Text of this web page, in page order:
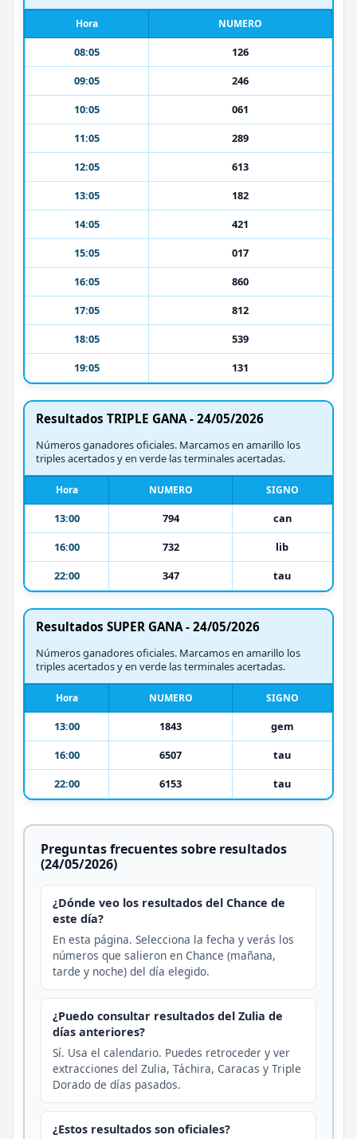
Hora NUMERO
08:05
126
09:05
246
10:05
061
11:05
289
12:05
613
13:05
182
14:05
421
15:05
017
16:05
860
17:05
812
18:05
539
19:05
131
Resultados TRIPLE GANA - 24/05/2026
Números ganadores oficiales. Marcamos en amarillo los
triples acertados y en verde las terminales acertadas.
Hora NUMERO SIGNO
13:00 794
can
16:00
732
lib
22:00
347 tau
Resultados SUPER GANA - 24/05/2026
Números ganadores oficiales. Marcamos en amarillo los
triples acertados y en verde las terminales acertadas.
Hora NUMERO SIGNO
13:00 1843
gem
16:00
6507
tau
22:00
6153 tau
Preguntas frecuentes sobre resultados
(24/05/2026)
¿Dónde veo los resultados del Chance de
este día?
En esta página. Selecciona la fecha y verás los
números que salieron en Chance (mañana,
tarde y noche) del día elegido.
¿Puedo consultar resultados del Zulia de
días anteriores?
Sí. Usa el calendario. Puedes retroceder y ver
extracciones del Zulia, Táchira, Caracas y Triple
Dorado de días pasados.
¿Estos resultados son oficiales?